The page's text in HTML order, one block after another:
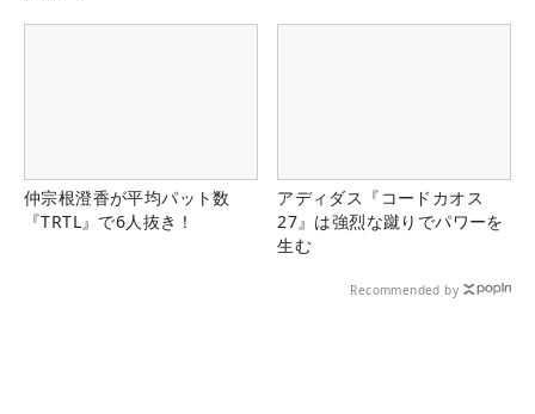
仲宗根澄香が平均パット数
『TRTL』で6人抜き！
アディダス『コードカオス
27』は強烈な蹴りでパワーを
生む
Recommended by